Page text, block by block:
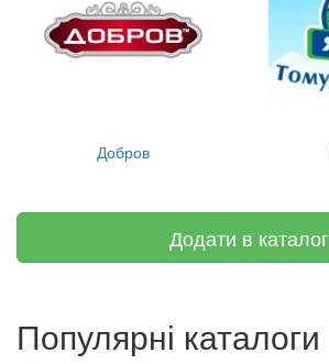
Добров
Додати в каталог
Популярні каталоги